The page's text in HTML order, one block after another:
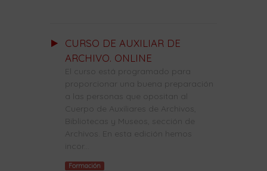
CURSO DE AUXILIAR DE
ARCHIVO. ONLINE
El curso está programado para
proporcionar una buena preparación
a las personas que opositan al
Cuerpo de Auxiliares de Archivos,
Bibliotecas y Museos, sección de
Archivos. En esta edición hemos
incor...
Formación